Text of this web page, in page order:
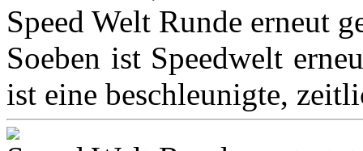
Speed Welt Runde erneut
Soeben ist Speedwelt
ist eine beschleunigte,